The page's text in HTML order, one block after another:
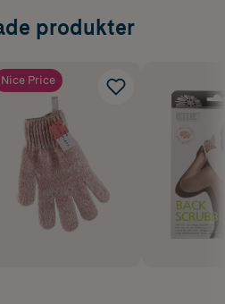
produkter
Nice Price